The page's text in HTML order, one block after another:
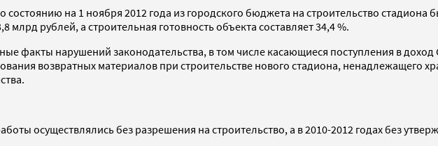
состоянию на 1 ноября 2012 года из городского бюджета на строительство
млрд рублей, а строительная готовность объекта составляет 34,4 %.
факты нарушений законодательства, в том числе касающиеся поступления в доход
возвратных материалов при строительстве нового стадиона, ненадлежащего
осуществлялись без разрешения на строительство, а в 2010-2012 годах без